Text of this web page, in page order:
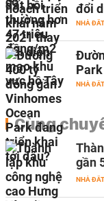
đổi
NHÀ ĐẤT
NHÀ ĐẤT
Cùng
gần
NHÀ ĐẤT